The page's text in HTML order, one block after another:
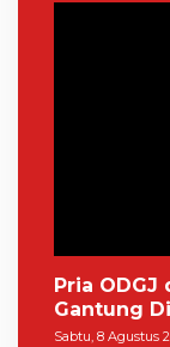
Pria
Gantung
Sabtu, 8 Agustus